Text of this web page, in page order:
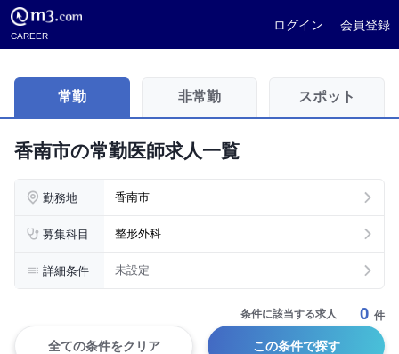
CAREER
ログイン 会員登録
常勤 非常勤 スポット
香南市の常勤医師求人一覧
勤務地 香南市
募集科目 整形外科
詳細条件 未設定
条件に該当する求人 0 件
全ての条件をクリア この条件で探す